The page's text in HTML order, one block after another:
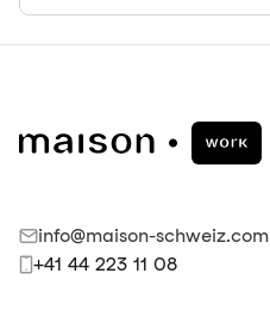
info@maison-schweiz.com
+41 44 223 11 08